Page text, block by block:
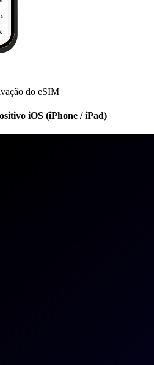
do eSIM
iOS (iPhone / iPad)